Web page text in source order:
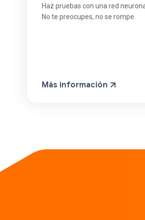
Haz pruebas con una red
No te preocupes, no se rompe.
Más información